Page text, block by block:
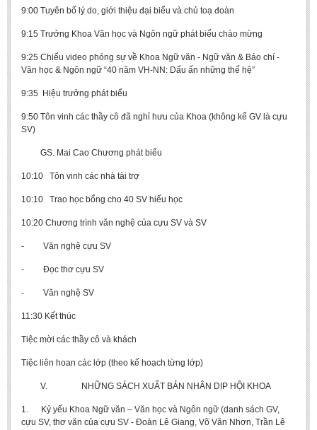
Scholarship Fund
STUDENT ACTIVITIES
Literature Club
9:00 Tuyên bố lý do, giới thiệu đại biểu và chủ toạ đoàn
9:15 Trưởng Khoa Văn học và Ngôn ngữ phát biểu chào mừng
9:25 Chiếu video phóng sự về Khoa Ngữ văn - Ngữ văn & Báo chí -
Văn học & Ngôn ngữ “40 năm VH-NN: Dấu ấn những thế hệ”
9:35 Hiệu trưởng phát biểu
9:50 Tôn vinh các thầy cô đã nghỉ hưu của Khoa (không kể GV là cựu
SV)
GS. Mai Cao Chương phát biểu
10:10 Tôn vinh các nhà tài trợ
10:10 Trao học bổng cho 40 SV hiếu học
10:20 Chương trình văn nghệ của cựu SV và SV
- Văn nghệ cựu SV
- Đọc thơ cựu SV
- Văn nghệ SV
11:30 Kết thúc
Tiệc mời các thầy cô và khách
Tiệc liên hoan các lớp (theo kế hoạch từng lớp)
V. NHỮNG SÁCH XUẤT BẢN NHÂN DỊP HỘI KHOA
1. Kỷ yếu Khoa Ngữ văn – Văn học và Ngôn ngữ (danh sách GV,
cựu SV, thơ văn của cựu SV - Đoàn Lê Giang, Võ Văn Nhơn, Trần Lê